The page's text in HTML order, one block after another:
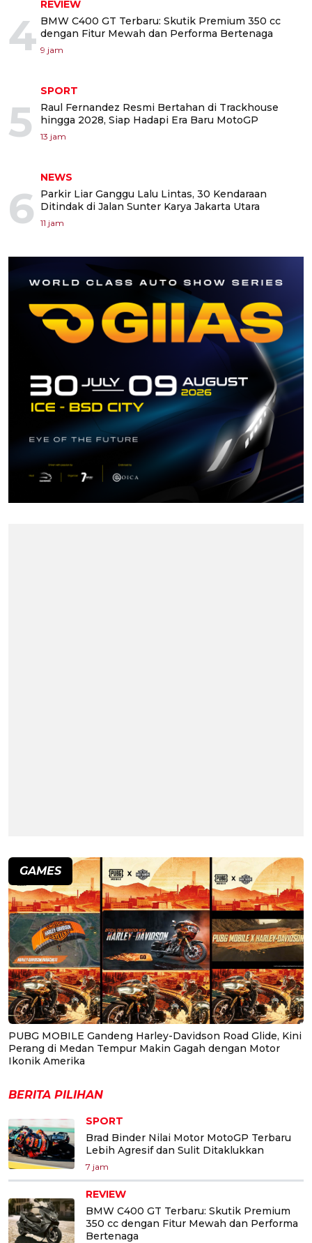
4
REVIEW
BMW C400 GT Terbaru: Skutik Premium 350 cc
dengan Fitur Mewah dan Performa Bertenaga
9 jam
5
SPORT
Raul Fernandez Resmi Bertahan di Trackhouse
hingga 2028, Siap Hadapi Era Baru MotoGP
13 jam
6
NEWS
Parkir Liar Ganggu Lalu Lintas, 30 Kendaraan
Ditindak di Jalan Sunter Karya Jakarta Utara
11 jam
GAMES
PUBG MOBILE Gandeng Harley-Davidson Road Glide, Kini
Perang di Medan Tempur Makin Gagah dengan Motor
Ikonik Amerika
BERITA PILIHAN
SPORT
Brad Binder Nilai Motor MotoGP Terbaru
Lebih Agresif dan Sulit Ditaklukkan
7 jam
REVIEW
BMW C400 GT Terbaru: Skutik Premium
350 cc dengan Fitur Mewah dan Performa
Bertenaga